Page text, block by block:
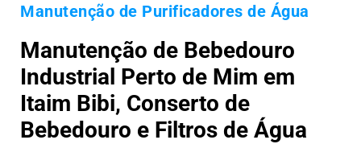
Manutenção de Purificadores de Água
Manutenção de Bebedouro
Industrial Perto de Mim em
Itaim Bibi, Conserto de
Bebedouro e Filtros de Água